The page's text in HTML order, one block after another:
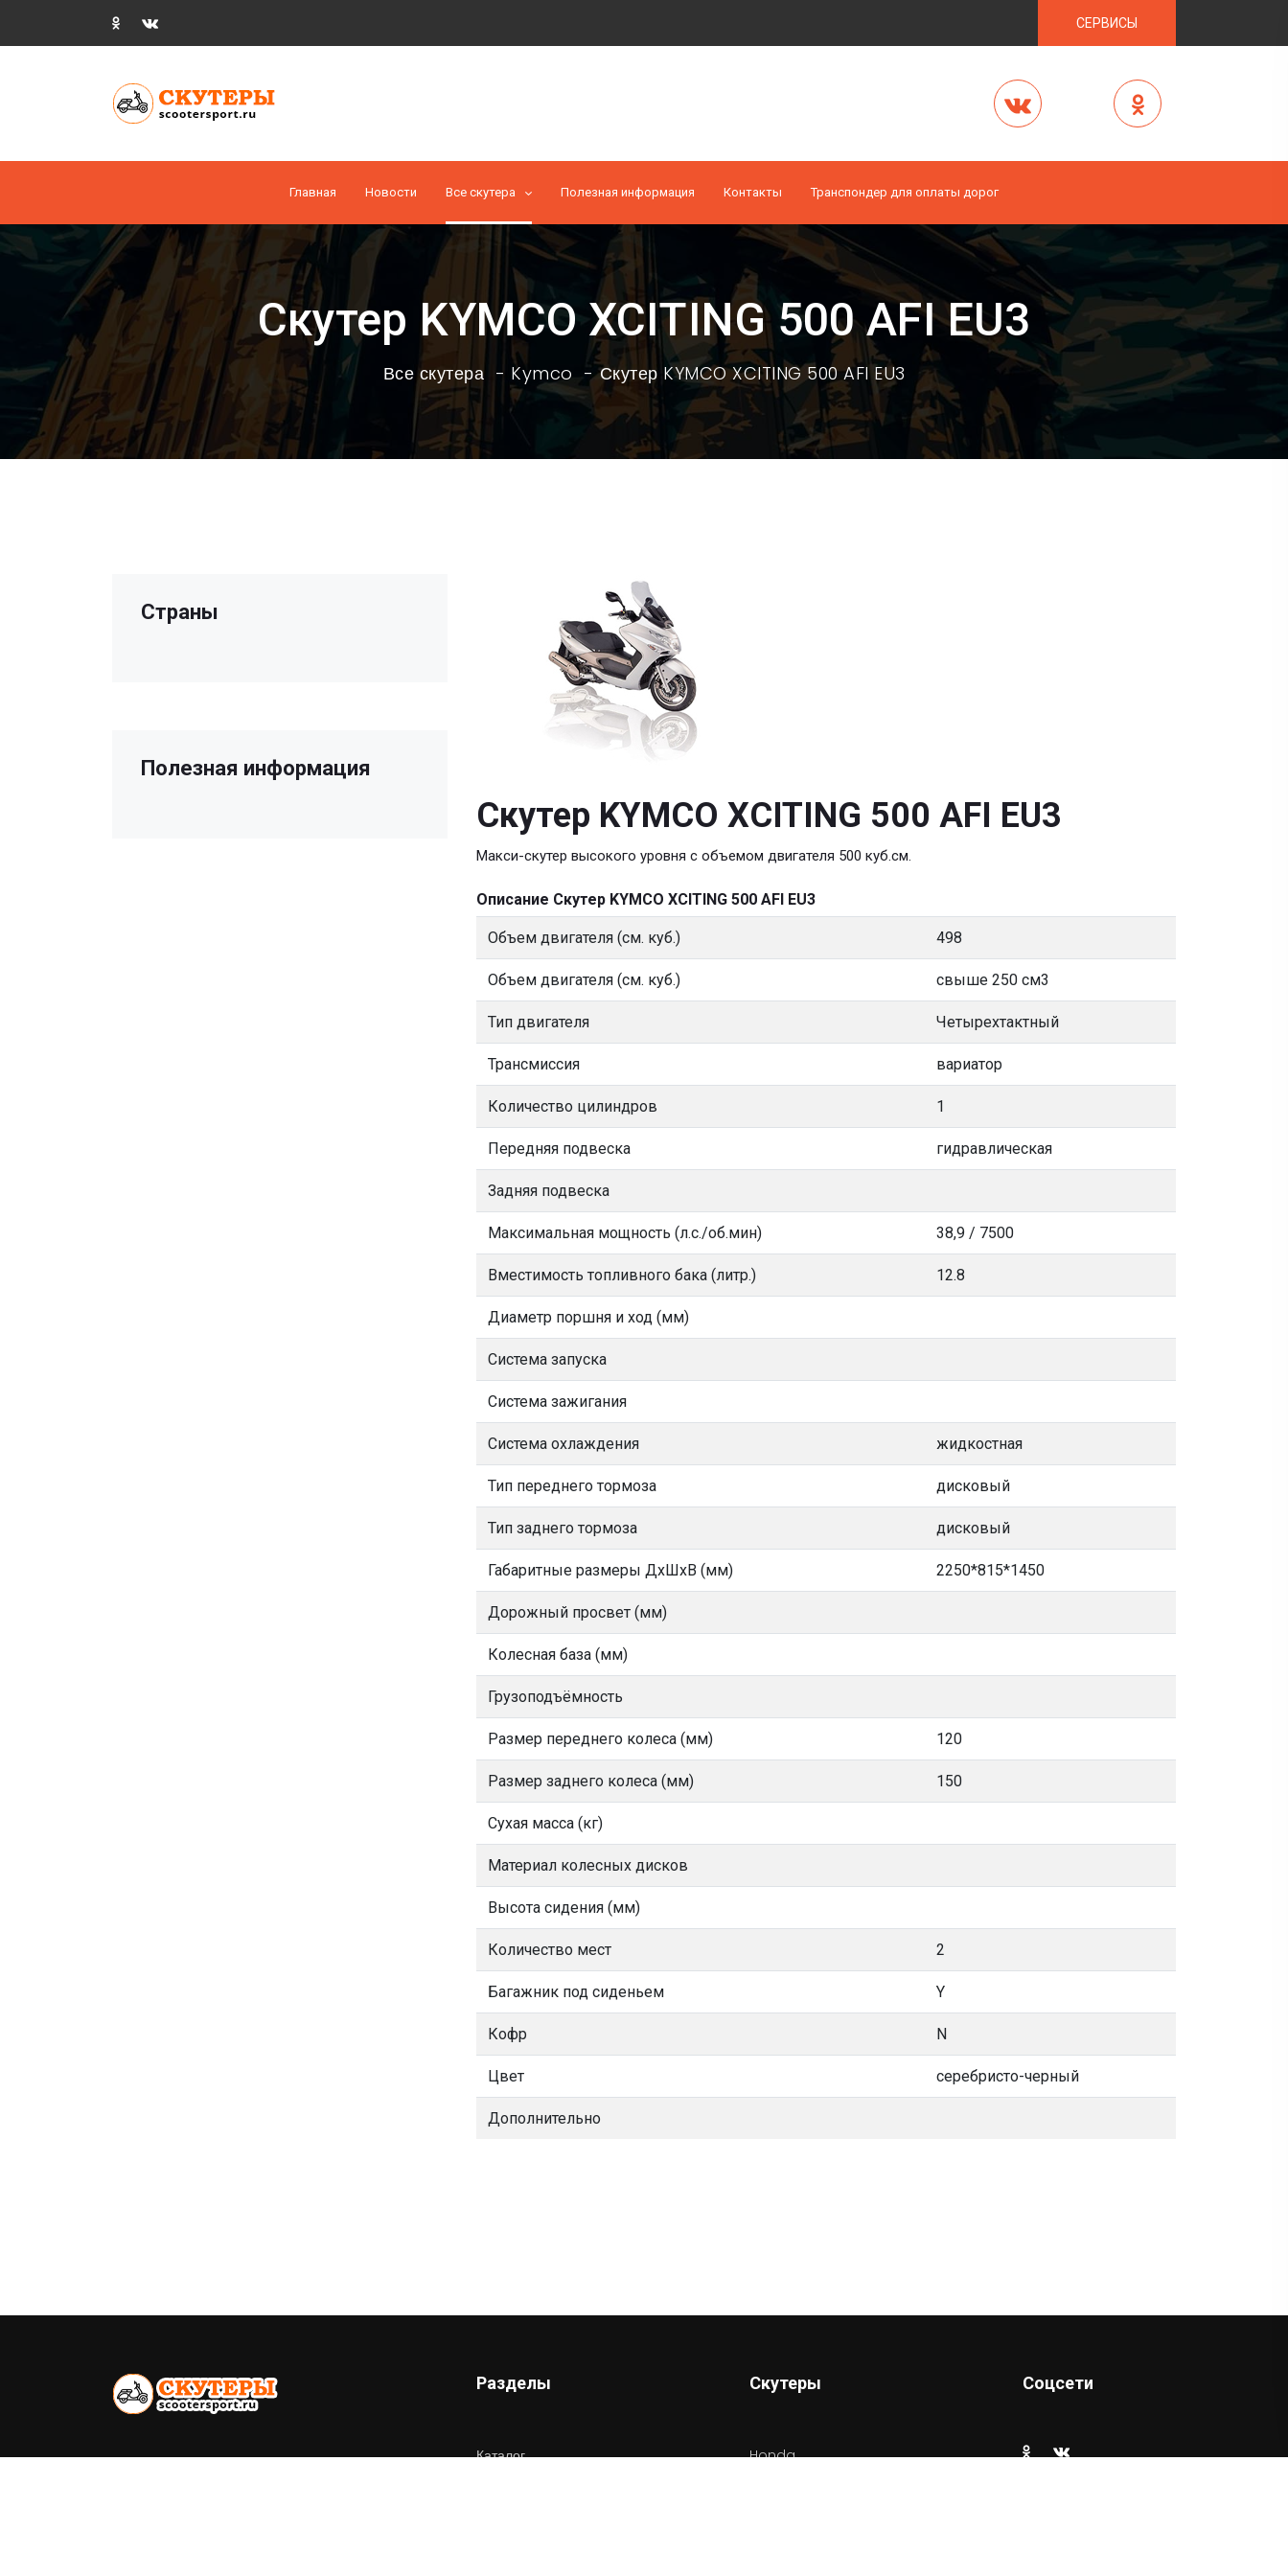
СЕРВИСЫ
Главная Новости Все скутера Полезная информация Контакты Транспондер для оплаты дорог
Скутер KYMCO XCITING 500 AFI EU3
Все скутера Kymco Скутер KYMCO XCITING 500 AFI EU3
Скутер KYMCO XCITING 500 AFI EU3
Макси-скутер высокого уровня с объемом двигателя 500 куб.см.
Описание Скутер KYMCO XCITING 500 AFI EU3
Объем двигателя (см. куб.) 498
Объем двигателя (см. куб.) свыше 250 см3
Тип двигателя Четырехтактный
Трансмиссия вариатор
Количество цилиндров 1
Передняя подвеска гидравлическая
Задняя подвеска
Максимальная мощность (л.с./об.мин) 38,9 / 7500
Вместимость топливного бака (литр.) 12.8
Диаметр поршня и ход (мм)
Система запуска
Система зажигания
Система охлаждения жидкостная
Тип переднего тормоза дисковый
Тип заднего тормоза дисковый
Габаритные размеры ДхШхВ (мм) 2250*815*1450
Дорожный просвет (мм)
Колесная база (мм)
Грузоподъёмность
Размер переднего колеса (мм) 120
Размер заднего колеса (мм) 150
Сухая масса (кг)
Материал колесных дисков
Высота сидения (мм)
Количество мест 2
Багажник под сиденьем Y
Кофр N
Цвет серебристо-черный
Дополнительно
Страны
Полезная информация
Всё о скутерах. Каталог моделей,
Разделы
Каталог
Скутеры
Honda
Соцсети